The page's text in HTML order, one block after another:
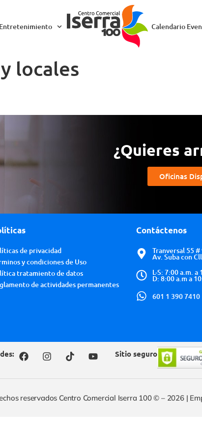
Entretenimiento Calendario
locales
¿Quieres
Oficinas
de privacidad
y condiciones de Uso
tratamiento de datos
de actividades permanentes
Contáctenos
Tranversal 55 #
Av. Suba con
L-S: 7:00 a.m. a
D: 8:00 a.m a
601 1 390 7410
Sitio seguro
reservados Centro Comercial Iserra 100 © – 2026|